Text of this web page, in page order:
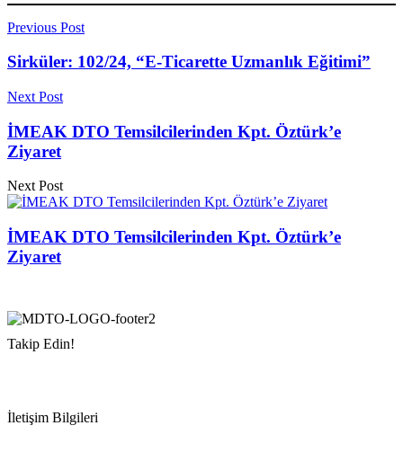
Previous Post
Sirküler: 102/24, “E-Ticarette Uzmanlık Eğitimi”
Next Post
İMEAK DTO Temsilcilerinden Kpt. Öztürk’e
Ziyaret
Next Post
İMEAK DTO Temsilcilerinden Kpt. Öztürk’e
Ziyaret
Takip Edin!
İletişim Bilgileri